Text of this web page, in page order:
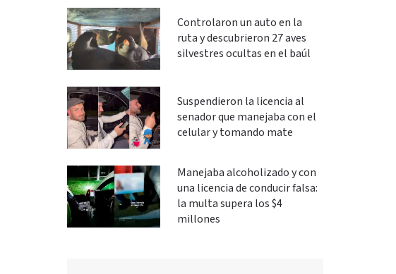
Controlaron un auto en la
ruta y descubrieron 27 aves
silvestres ocultas en el baúl
Suspendieron la licencia al
senador que manejaba con el
celular y tomando mate
Manejaba alcoholizado y con
una licencia de conducir falsa:
la multa supera los $4
millones